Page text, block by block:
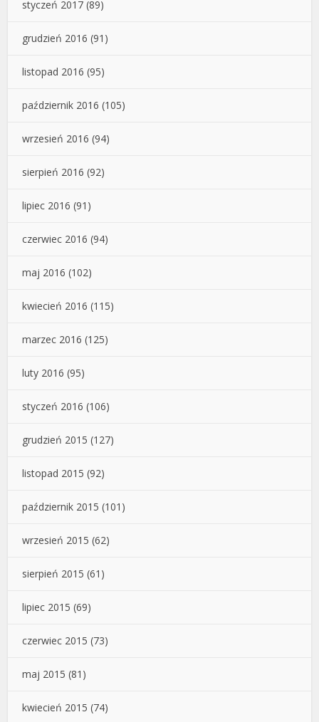
styczeń 2017 (89)
grudzień 2016 (91)
listopad 2016 (95)
październik 2016 (105)
wrzesień 2016 (94)
sierpień 2016 (92)
lipiec 2016 (91)
czerwiec 2016 (94)
maj 2016 (102)
kwiecień 2016 (115)
marzec 2016 (125)
luty 2016 (95)
styczeń 2016 (106)
grudzień 2015 (127)
listopad 2015 (92)
październik 2015 (101)
wrzesień 2015 (62)
sierpień 2015 (61)
lipiec 2015 (69)
czerwiec 2015 (73)
maj 2015 (81)
kwiecień 2015 (74)